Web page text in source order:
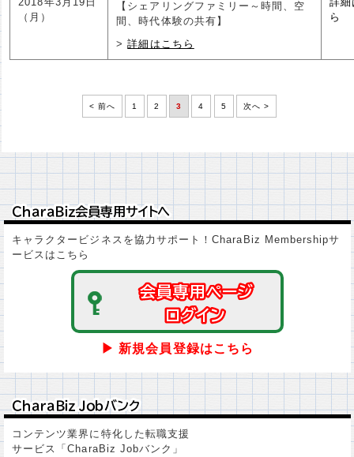
（月）
【シェアリングファミリー～時間、空
間、時代体験の共有】
詳細はこちら
ら
< 前へ 1 2 3 4 5 次へ >
ＣｈａｒａＢｉｚ会員専用サイトへ
ＣｈａｒａＢｉｚ会員専用サイトへ
キャラクタービジネスを協力サポート！CharaBiz Membershipサ
ービスはこちら
会員専用ページ
会員専用ページ
ログイン
ログイン
▶ 新規会員登録はこちら
ＣｈａｒａＢｉｚ Ｊｏｂバンク
ＣｈａｒａＢｉｚ Ｊｏｂバンク
コンテンツ業界に特化した転職支援
サービス「CharaBiz Jobバンク」